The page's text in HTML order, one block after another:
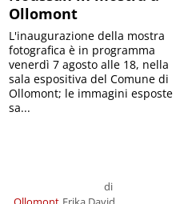
Ollomont
di
L'inaugurazione della mostra
fotografica è in programma
venerdì 7 agosto alle 18, nella
sala espositiva del Comune di
Ollomont; le immagini esposte
sa...